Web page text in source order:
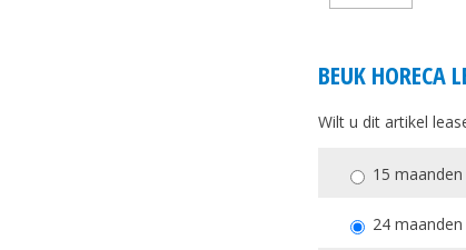
BEUK HORECA
Wilt u dit artikel
15 maanden
24 maanden